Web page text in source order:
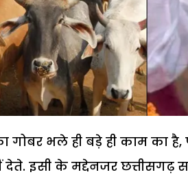
गोबर भले ही बड़े ही काम का
देते. इसी के मद्देनजर छत्तीसगढ़